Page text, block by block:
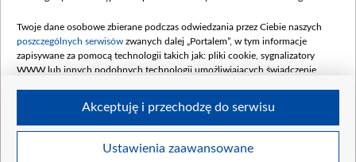
kwiecień 180 mln, 7 maja 180 mln, 8
czerwca 90 mln)
Dofinansowanie 250 000 000,00 PLN
4 sierpnia 250 mln
Twoje dane osobowe zbierane podczas odwiedzania przez Ciebie naszych
poszczególnych serwisów zwanych dalej „Portalem”, w tym informacje
zapisywane za pomocą technologii takich jak: pliki cookie, sygnalizatory
WWW lub innych podobnych technologii umożliwiających świadczenie
Twoje dane osobowe zbierane podczas odwiedzania przez Ciebie
Ustawienia zaawansowane
Akceptuję i przechodzę do serwisu